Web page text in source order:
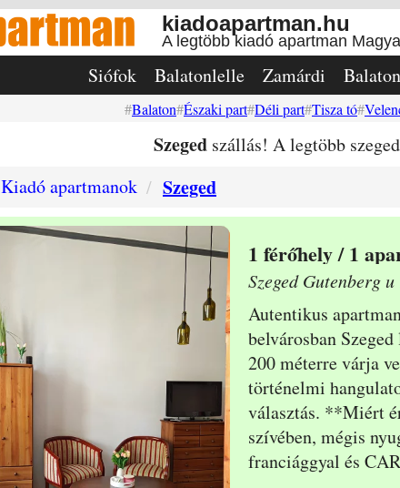
kiadoapartman.hu
A legtöbb kiadó apartman
Siófok Balatonlelle Zamárdi
Balaton Északi part Déli part Tisza tó
Szeged szállás! A legtöbb
Kiadó apartmanok
Szeged
1 / 1
Szeged Gutenberg u
Autentikus
belvárosban
200 méterre várja
történelmi
választás. **Miért
szívében, mégis
franciággyal és